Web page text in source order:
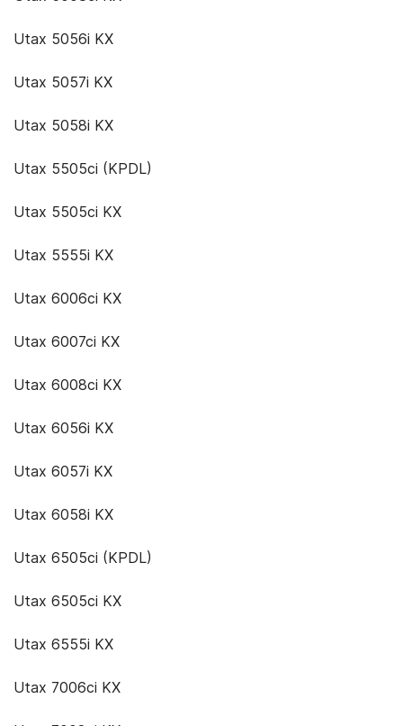
Utax 5056i KX
Utax 5057i KX
Utax 5058i KX
Utax 5505ci (KPDL)
Utax 5505ci KX
Utax 5555i KX
Utax 6006ci KX
Utax 6007ci KX
Utax 6008ci KX
Utax 6056i KX
Utax 6057i KX
Utax 6058i KX
Utax 6505ci (KPDL)
Utax 6505ci KX
Utax 6555i KX
Utax 7006ci KX